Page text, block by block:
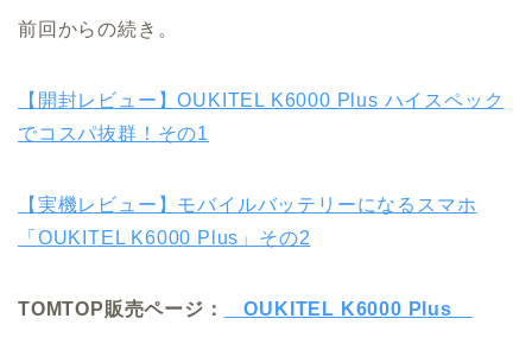
前回からの続き。
【開封レビュー】OUKITEL K6000 Plus ハイスペック
でコスパ抜群！その1
【実機レビュー】モバイルバッテリーになるスマホ
「OUKITEL K6000 Plus」その2
TOMTOP販売ページ： OUKITEL K6000 Plus